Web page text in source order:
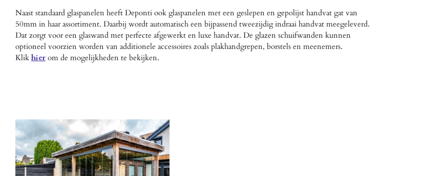
Naast standaard glaspanelen heeft Deponti ook glaspanelen met een geslepen en gepolijst handvat gat van
50mm in haar assortiment. Daarbij wordt automatisch een bijpassend tweezijdig indraai handvat meegeleverd.
Dat zorgt voor een glaswand met perfecte afgewerkt en luxe handvat. De glazen schuifwanden kunnen
optioneel voorzien worden van additionele accessoires zoals plakhandgrepen, borstels en meenemers.
Klik hier om de mogelijkheden te bekijken.